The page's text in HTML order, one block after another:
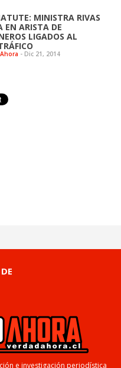
MINISTRA RIVAS
EN ARISTA DE
LIGADOS AL
- Dic 21, 2014
e investigación periodística